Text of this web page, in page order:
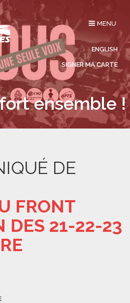
Affichage
menu
MENU
ENGLISH
SIGNER MA CARTE
ensemble !
DE
FRONT
DES 21-22-23